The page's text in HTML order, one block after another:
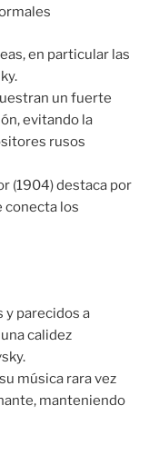
en particular las
un fuerte
evitando la
rusos
(1904) destaca por
conecta los
y parecidos a
calidez
música rara vez
manteniendo